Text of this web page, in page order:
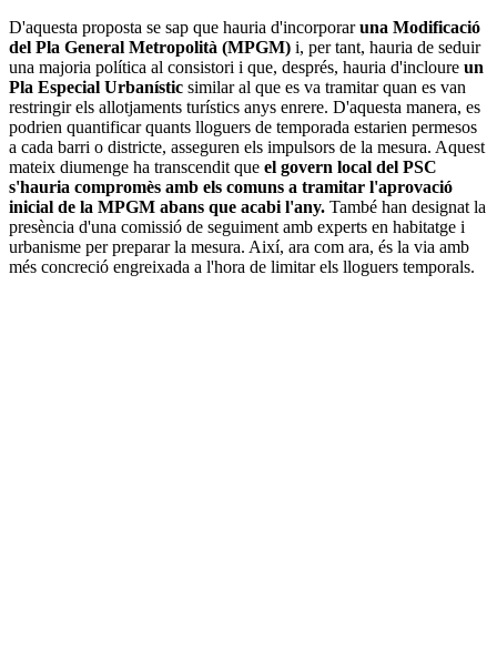
D'aquesta proposta se sap que hauria d'incorporaruna Modificació
del Pla General Metropolità (MPGM) i, per tant, hauria de seduir
una majoria política al consistori i que, després, hauria d'incloure un
Pla Especial Urbanístic similar al que es va tramitar quan es van
restringir els allotjaments turístics anys enrere. D'aquesta manera, es
podrien quantificar quants lloguers de temporada estarien permesos
a cada barri o districte, asseguren els impulsors de la mesura. Aquest
mateix diumenge ha transcendit que el govern local del PSC
s'hauria compromès amb els comuns a tramitar l'aprovació
inicial de la MPGM abans que acabi l'any. També han designat la
presència d'una comissió de seguiment amb experts en habitatge i
urbanisme per preparar la mesura. Així, ara com ara, és la via amb
més concreció engreixada a l'hora de limitar els lloguers temporals.